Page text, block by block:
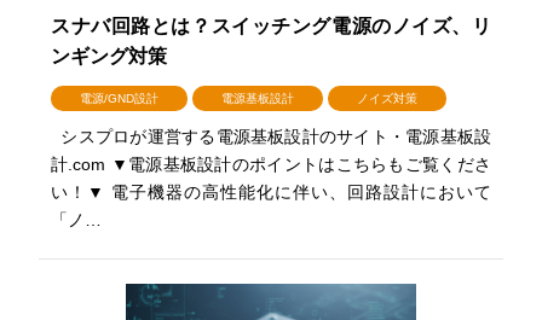
スナバ回路とは？スイッチング電源のノイズ、リ
ンギング対策
電源/GND設計 電源基板設計 ノイズ対策
シスプロが運営する電源基板設計のサイト・電源基板設
計.com ▼電源基板設計のポイントはこちらもご覧くださ
い！▼ 電子機器の高性能化に伴い、回路設計において
「ノ…